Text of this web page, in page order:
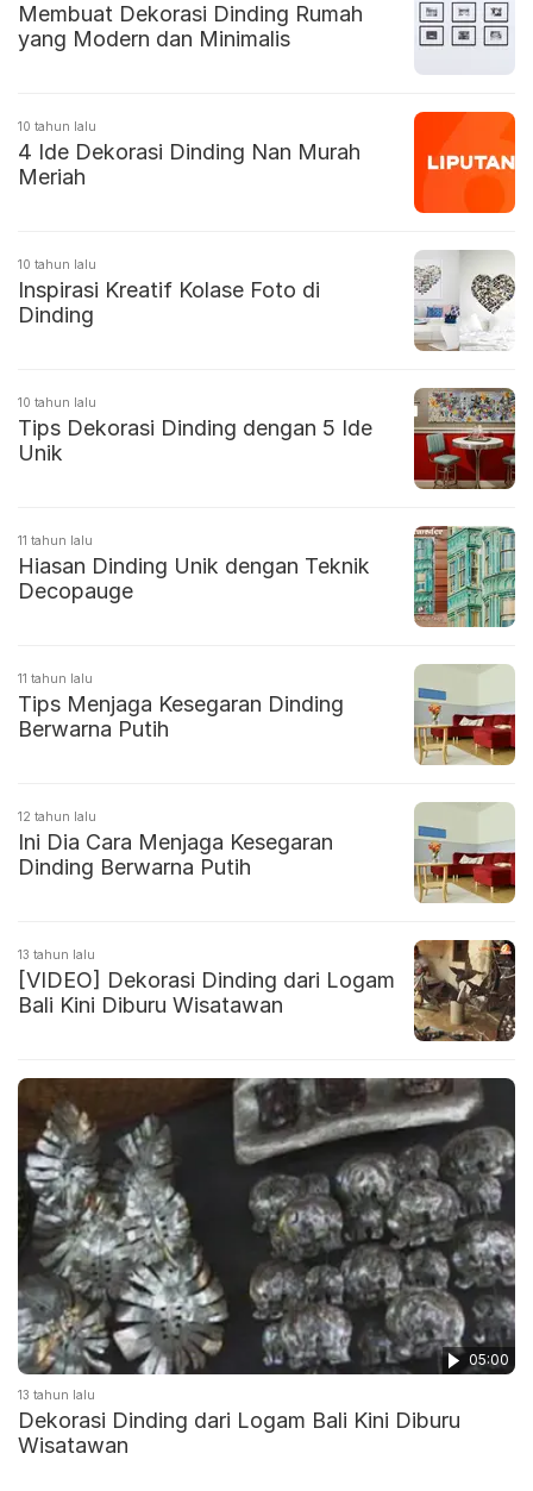
Membuat Dekorasi Dinding Rumah
yang Modern dan Minimalis
10 tahun lalu
4 Ide Dekorasi Dinding Nan Murah
Meriah
10 tahun lalu
Inspirasi Kreatif Kolase Foto di
Dinding
10 tahun lalu
Tips Dekorasi Dinding dengan 5 Ide
Unik
11 tahun lalu
Hiasan Dinding Unik dengan Teknik
Decopauge
11 tahun lalu
Tips Menjaga Kesegaran Dinding
Berwarna Putih
12 tahun lalu
Ini Dia Cara Menjaga Kesegaran
Dinding Berwarna Putih
13 tahun lalu
[VIDEO] Dekorasi Dinding dari Logam
Bali Kini Diburu Wisatawan
05:00
13 tahun lalu
Dekorasi Dinding dari Logam Bali Kini Diburu
Wisatawan